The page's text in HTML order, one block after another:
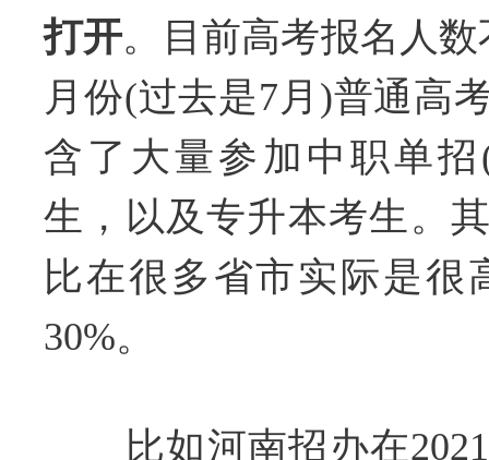
打开。目前高考报名人
月份(过去是7月)普通高
含了大量参加中职单
生，以及专升本考生。
比在很多省市实际是很
30%。
比如河南招办在2021